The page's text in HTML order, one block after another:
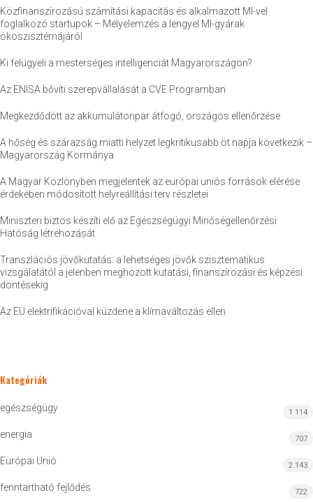
Közfinanszírozású számítási kapacitás és alkalmazott MI-vel
foglalkozó startupok – Mélyelemzés a lengyel MI-gyárak
ökoszisztémájáról
Ki felügyeli a mesterséges intelligenciát Magyarországon?
Az ENISA bővíti szerepvállalását a CVE Programban
Megkezdődött az akkumulátoripar átfogó, országos ellenőrzése
A hőség és szárazság miatti helyzet legkritikusabb öt napja következik –
Magyarország Kormánya
A Magyar Közlönyben megjelentek az európai uniós források elérése
érdekében módosított helyreállítási terv részletei
Miniszteri biztos készíti elő az Egészségügyi Minőségellenőrzési
Hatóság létrehozását
Transzlációs jövőkutatás: a lehetséges jövők szisztematikus
vizsgálatától a jelenben meghozott kutatási, finanszírozási és képzési
döntésekig
Az EU elektrifikációval küzdene a klímaváltozás ellen
Kategóriák
egészségügy 1 114
energia 707
Európai Unió 2 143
fenntartható fejlődés 722